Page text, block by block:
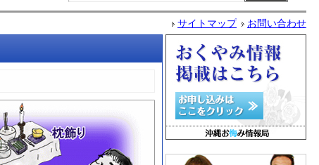
サイトマップ お問い合わせ